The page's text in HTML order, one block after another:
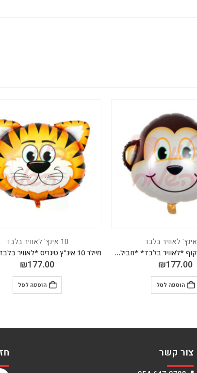
10 אינץ' לאוויר בלבד
מיילר 10 אינ"ץ טיגריס *לאוויר בלבד* *חבילה של 50 יח'*
177.00
הוספה לסל
10 אינץ' לאוויר בלבד
59.00
הוספה לסל
צור קשר